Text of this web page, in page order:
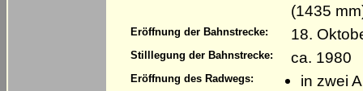
(1435
Eröffnung der Bahnstrecke: 18.
Stilllegung der Bahnstrecke: ca. 1980
Eröffnung des Radwegs: in zwei